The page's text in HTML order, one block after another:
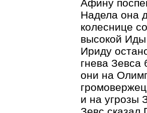
Афину
Надела она
колеснице
высокой Иды
Ириду
гнева Зевса
они на
и на угрозы